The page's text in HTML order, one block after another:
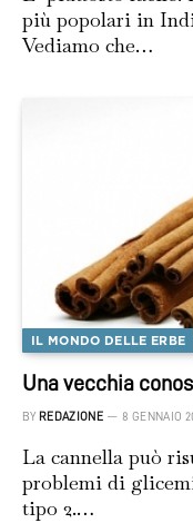
più popolari in
Vediamo che…
IL MONDO DELLE ERBE
Una vecchia
BY REDAZIONE 8 GENNAIO
La cannella può
problemi di
tipo 2.…